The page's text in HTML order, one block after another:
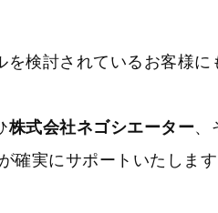
検討されているお客様に
株式会社ネゴシエーター、
実にサポートいたします